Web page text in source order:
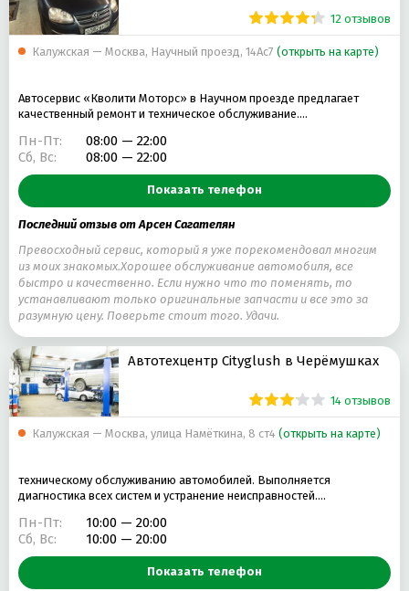
12 отзывов
Калужская — Москва, Научный проезд, 14Ас7 (открыть на карте)
Автосервис «Кволити Моторс» в Научном проезде предлагает
качественный ремонт и техническое обслуживание.…
Пн-Пт:
08:00 — 22:00
Сб, Вс:
08:00 — 22:00
Показать телефон
Последний отзыв от Арсен Сагателян
Превосходный сервис, который я уже порекомендовал многим
из моих знакомых.Хорошее обслуживание автомобиля, все
быстро и качественно. Если нужно что то поменять, то
устанавливают только оригинальные запчасти и все это за
разумную цену. Поверьте стоит того. Удачи.
Автотехцентр Cityglush в Черёмушках
14 отзывов
Калужская — Москва, улица Намёткина, 8 ст4 (открыть на карте)
техническому обслуживанию автомобилей. Выполняется
диагностика всех систем и устранение неисправностей.…
Пн-Пт:
10:00 — 20:00
Сб, Вс:
10:00 — 20:00
Показать телефон